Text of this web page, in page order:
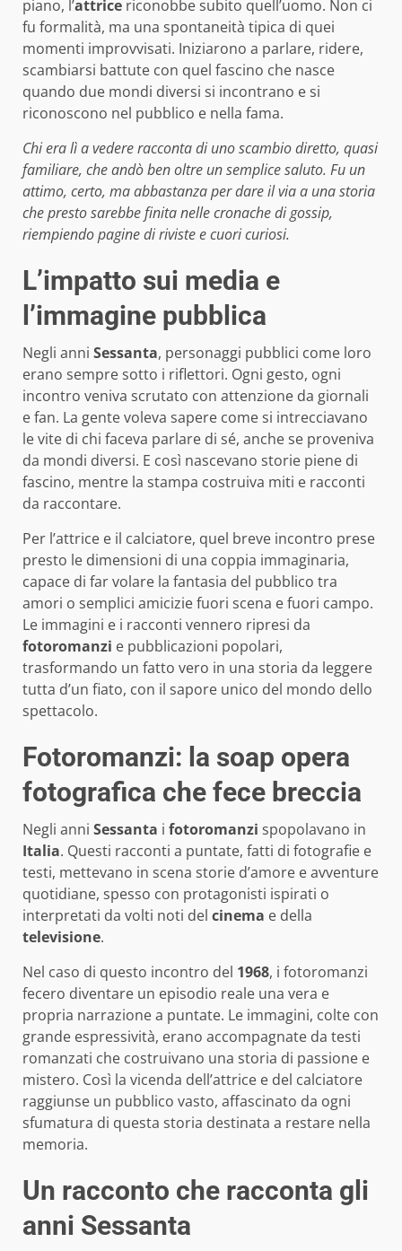
piano, l’attrice riconobbe subito quell’uomo. Non ci
fu formalità, ma una spontaneità tipica di quei
momenti improvvisati. Iniziarono a parlare, ridere,
scambiarsi battute con quel fascino che nasce
quando due mondi diversi si incontrano e si
riconoscono nel pubblico e nella fama.
Chi era lì a vedere racconta di uno scambio diretto, quasi
familiare, che andò ben oltre un semplice saluto. Fu un
attimo, certo, ma abbastanza per dare il via a una storia
che presto sarebbe finita nelle cronache di gossip,
riempiendo pagine di riviste e cuori curiosi.
L’impatto sui media e
l’immagine pubblica
Negli anni Sessanta, personaggi pubblici come loro
erano sempre sotto i riflettori. Ogni gesto, ogni
incontro veniva scrutato con attenzione da giornali
e fan. La gente voleva sapere come si intrecciavano
le vite di chi faceva parlare di sé, anche se proveniva
da mondi diversi. E così nascevano storie piene di
fascino, mentre la stampa costruiva miti e racconti
da raccontare.
Per l’attrice e il calciatore, quel breve incontro prese
presto le dimensioni di una coppia immaginaria,
capace di far volare la fantasia del pubblico tra
amori o semplici amicizie fuori scena e fuori campo.
Le immagini e i racconti vennero ripresi da
fotoromanzi e pubblicazioni popolari,
trasformando un fatto vero in una storia da leggere
tutta d’un fiato, con il sapore unico del mondo dello
spettacolo.
Fotoromanzi: la soap opera
fotografica che fece breccia
Negli anni Sessanta i fotoromanzi spopolavano in
Italia. Questi racconti a puntate, fatti di fotografie e
testi, mettevano in scena storie d’amore e avventure
quotidiane, spesso con protagonisti ispirati o
interpretati da volti noti del cinema e della
televisione.
Nel caso di questo incontro del 1968, i fotoromanzi
fecero diventare un episodio reale una vera e
propria narrazione a puntate. Le immagini, colte con
grande espressività, erano accompagnate da testi
romanzati che costruivano una storia di passione e
mistero. Così la vicenda dell’attrice e del calciatore
raggiunse un pubblico vasto, affascinato da ogni
sfumatura di questa storia destinata a restare nella
memoria.
Un racconto che racconta gli
anni Sessanta